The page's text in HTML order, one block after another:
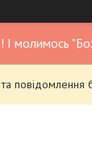
молимось